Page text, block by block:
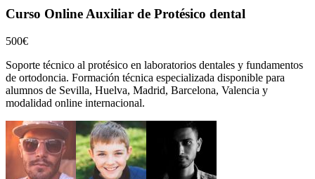
Curso Online Auxiliar de Protésico dental
500€
Soporte técnico al protésico en laboratorios dentales y fundamentos
de ortodoncia. Formación técnica especializada disponible para
alumnos de Sevilla, Huelva, Madrid, Barcelona, Valencia y
modalidad online internacional.